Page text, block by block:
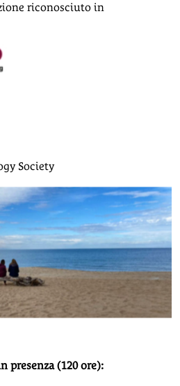
riconosciuto in
Society
presenza (120 ore):